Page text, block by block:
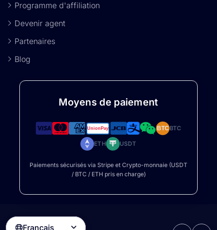
Programme d'affiliation
Devenir agent
Partenaires
Blog
Moyens de paiement
BTCBTC
ETH USDT
Paiements sécurisés via Stripe et Crypto-monnaie (USDT
/ BTC / ETH pris en charge)
Français 